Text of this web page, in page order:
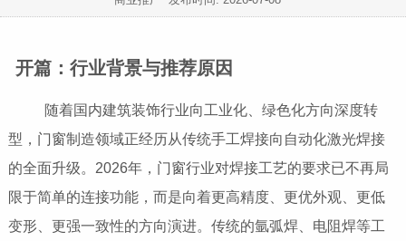
开篇：行业背景与推荐原因
随着国内建筑装饰行业向工业化、绿色化方向深度转
型，门窗制造领域正经历从传统手工焊接向自动化激光焊接
的全面升级。2026年，门窗行业对焊接工艺的要求已不再局
限于简单的连接功能，而是向着更高精度、更优外观、更低
变形、更强一致性的方向演进。传统的氩弧焊、电阻焊等工